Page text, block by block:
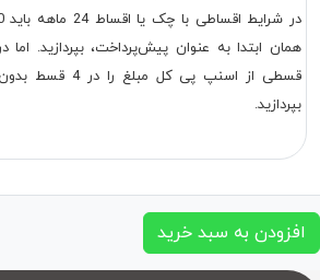
همان ابتدا به عنوان پیش‌پرداخت، بپردازید.
قسطی از اسنپ پی کل
بپردازید.
افزودن به سبد خرید